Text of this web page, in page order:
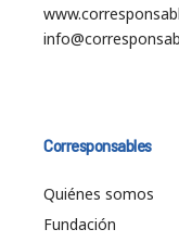
Corresponsables
Quiénes somos
Fundación